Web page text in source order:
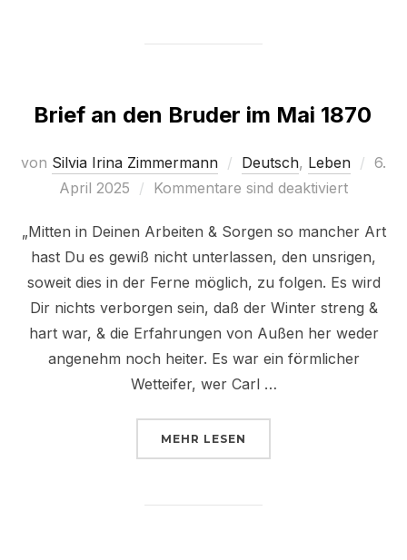
Brief an den Bruder im Mai 1870
von Silvia Irina Zimmermann Deutsch, Leben
6.
April 2025
Kommentare sind deaktiviert
„Mitten in Deinen Arbeiten & Sorgen so mancher Art
hast Du es gewiß nicht unterlassen, den unsrigen,
soweit dies in der Ferne möglich, zu folgen. Es wird
Dir nichts verborgen sein, daß der Winter streng &
hart war, & die Erfahrungen von Außen her weder
angenehm noch heiter. Es war ein förmlicher
Wetteifer, wer Carl …
MEHR ÜBER „BRIEF AN DEN
LESEN